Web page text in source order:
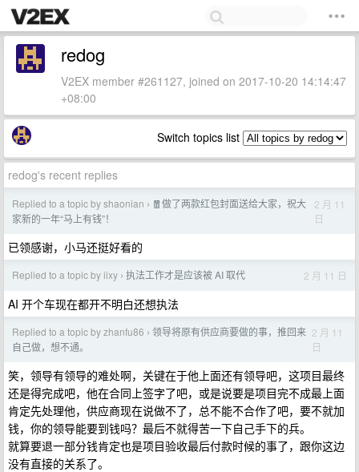
redog
V2EX member #261127, joined on 2017-10-20 14:14:47
+08:00
Switch topics list
redog's recent replies
Replied to a topic by shaonian › 🧧做了两款红包封面送给大家，祝大
家新的一年“马上有钱”！
2 月 11
日
已领感谢，小马还挺好看的
Replied to a topic by iixy › 执法工作才是应该被 AI 取代 2 月 11 日
AI 开个车现在都开不明白还想执法
Replied to a topic by zhanfu86 › 领导将原有供应商要做的事，推回来
自己做，想不通。
2 月 11
日
笑，领导有领导的难处啊，关键在于他上面还有领导吧，这项目最终
还是得完成吧，他在合同上签字了吧，或是说要是项目完不成最上面
肯定先处理他，供应商现在说做不了，总不能不合作了吧，要不就加
钱，你的领导能要到钱吗？最后不就得苦一下自己手下的兵。
就算要退一部分钱肯定也是项目验收最后付款时候的事了，跟你这边
没有直接的关系了。